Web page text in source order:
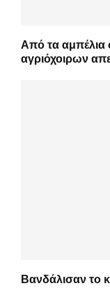
Από τα αμπέλια
αγριόχοιρων
Βανδάλισαν το